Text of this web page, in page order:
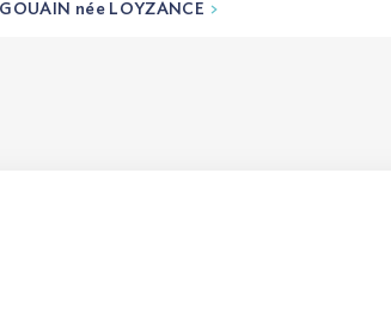
née LOYZANCE